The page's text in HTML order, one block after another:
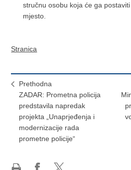
stručnu osobu koja će ga
mjesto.
Stranica
Prethodna
ZADAR: Prometna policija
predstavila napredak
projekta „Unaprjeđenja i
modernizacije rada
prometne policije“